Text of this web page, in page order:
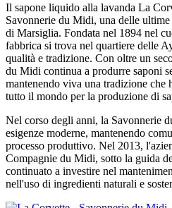
Il sapone liquido alla lavanda La
Savonnerie du Midi, una delle
di Marsiglia. Fondata nel 1894 nel
fabbrica si trova nel quartiere delle
qualità e tradizione. Con oltre un
du Midi continua a produrre saponi
mantenendo viva una tradizione che
tutto il mondo per la produzione di
Nel corso degli anni, la Savonnerie
esigenze moderne, mantenendo
processo produttivo. Nel 2013,
Compagnie du Midi, sotto la guida
continuato a investire nel
nell'uso di ingredienti naturali e